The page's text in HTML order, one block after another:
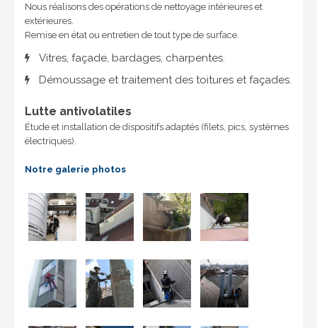
Nous réalisons des opérations de nettoyage intérieures et
extérieures.
Remise en état ou entretien de tout type de surface.
Vitres, façade, bardages, charpentes.
Démoussage et traitement des toitures et façades.
Lutte antivolatiles
Étude et installation de dispositifs adaptés (filets, pics, systèmes
électriques).
Notre galerie photos